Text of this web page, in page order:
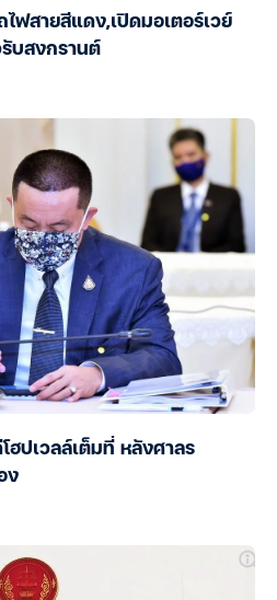
ฟสายสีแดง,เปิดมอเตอร์เวย์
รับสงกรานต์
ฮปเวลล์เต็มที่ หลังศาลร
ง